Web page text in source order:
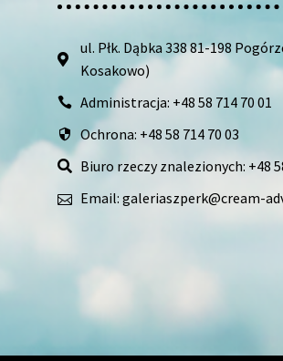
ul. Płk. Dąbka 338 81-198
Kosakowo)
Administracja: +48 58 714 70 01
Ochrona: +48 58 714 70 03
Biuro rzeczy znalezionych: +48
Email: galeriaszperk@cream-